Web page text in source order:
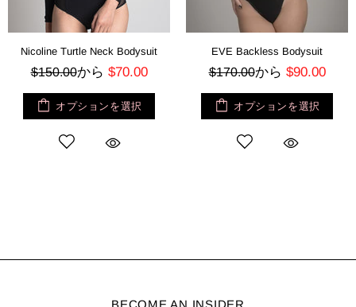
EVE Backless Bodysuit
$170.00から $90.00
オプションを選択
AXEL Bodysuit - Light Nude
$150.00から $70.00
オプションを選択
BECOME AN INSIDER